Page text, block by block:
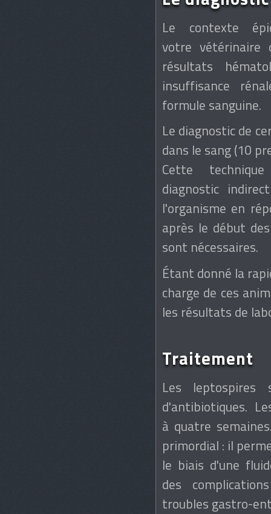
Le contexte
votre vétérinaire
résultats
insuffisance
formule sanguine.
Le diagnostic de
dans le sang (10
Cette
diagnostic
l'organisme en
après le début
sont nécessaires.
Étant donné la
charge de ces
les résultats de
Traitement
Les leptospires
d'antibiotiques.
à quatre
primordial : il
le biais d'une
des
troubles gastro-